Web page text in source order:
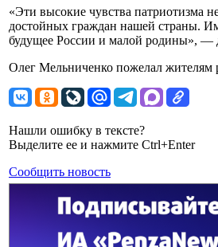
«Эти высокие чувства патриотизма
достойных граждан нашей страны.
будущее России и малой родины», —
Олег Мельниченко пожелал жителям
Нашли ошибку в тексте?
Выделите ее и нажмите Ctrl+Enter
Сообщить новость